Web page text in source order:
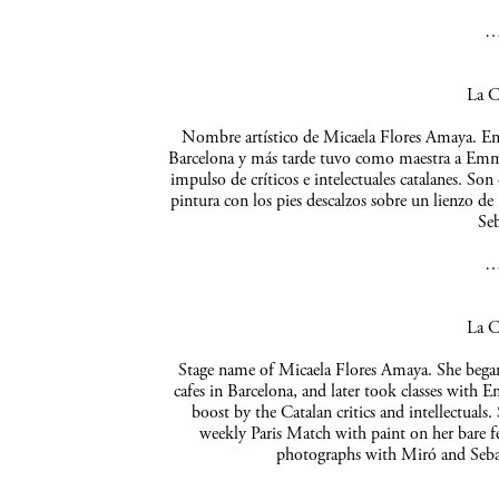
La
Nombre artístico de Micaela Flores Amaya.
Barcelona y más tarde tuvo como maestra a
impulso de críticos e intelectuales catalanes.
pintura con los pies descalzos sobre un lienzo
La
Stage name of Micaela Flores Amaya. She
cafes in Barcelona, and later took classes with
boost by the Catalan critics and
weekly Paris Match with paint on her bare
photographs with Miró and